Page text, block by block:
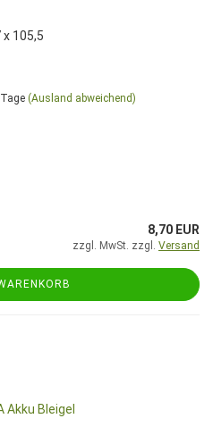
x 105,5
(Ausland abweichend)
8,70 EUR
zzgl. MwSt. zzgl. Versand